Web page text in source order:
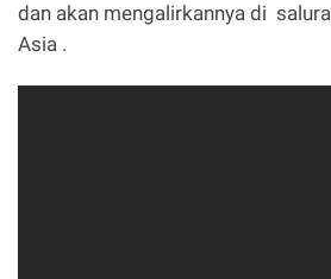
dan akan mengalirkannya di
Asia .